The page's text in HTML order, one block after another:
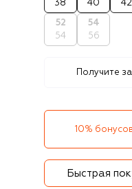
38
40
42
52
54
54
56
Получите
10%
Быстрая